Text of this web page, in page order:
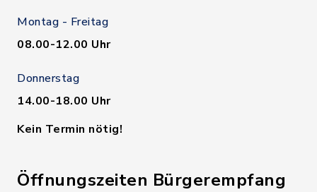
Montag - Freitag
08.00-12.00 Uhr
Donnerstag
14.00-18.00 Uhr
Kein Termin nötig!
Öffnungszeiten Bürgerempfang